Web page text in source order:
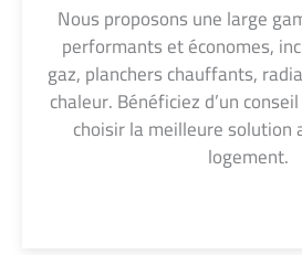
Nous proposons une large
performants et économes,
gaz, planchers chauffants,
chaleur. Bénéficiez d’un
choisir la meilleure solution
logement.